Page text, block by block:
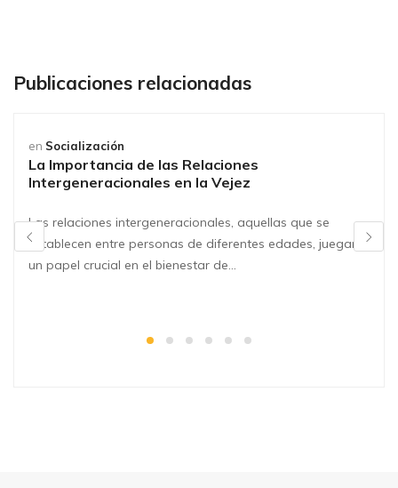
Publicaciones relacionadas
en Socialización
La Importancia de las Relaciones
Intergeneracionales en la Vejez
Las relaciones intergeneracionales, aquellas que se
establecen entre personas de diferentes edades, juegan
un papel crucial en el bienestar de…